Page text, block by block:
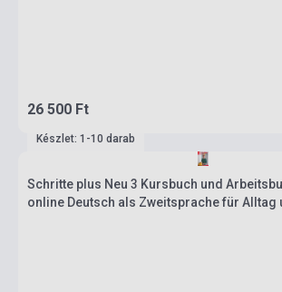
26 500 Ft
Készlet: 1-10 darab
Schritte plus Neu 3 Kursbuch und
online Deutsch als Zweitsprache für Alltag